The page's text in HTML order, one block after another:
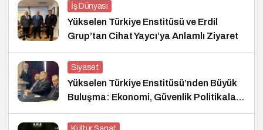
İş Dünyası
Yükselen Türkiye Enstitüsü ve Erdil
Grup’tan Cihat Yaycı’ya Anlamlı Ziyaret
Siyaset
Yükselen Türkiye Enstitüsü’nden Büyük
Buluşma: Ekonomi, Güvenlik Politikaları
ve Hukuk Konferansı